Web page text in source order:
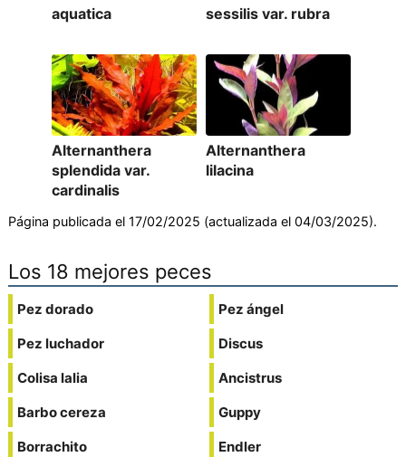
aquatica
sessilis var. rubra
Alternanthera
splendida var.
cardinalis
Alternanthera
lilacina
Página publicada el 17/02/2025 (actualizada el 04/03/2025).
Los 18 mejores peces
Pez dorado
Pez luchador
Colisa lalia
Barbo cereza
Borrachito
Pez ángel
Discus
Ancistrus
Guppy
Endler